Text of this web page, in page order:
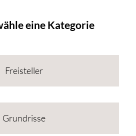
eine Kategorie
Freisteller
Grundrisse